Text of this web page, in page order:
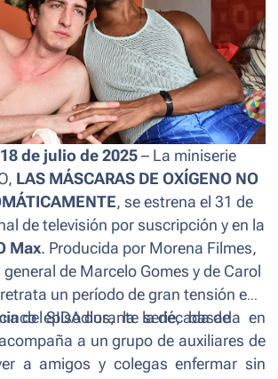
de julio de 2025 – La miniserie
LAS MÁSCARAS DE OXÍGENO NO
, se estrena el 31 de
de televisión por suscripción y en la
Max. Producida por Morena Filmes,
de Marcelo Gomes y de Carol
un período de gran tensión en
del SIDA durante la década de
episodios, la serie, basada en
a un grupo de auxiliares de
a amigos y colegas enfermar sin